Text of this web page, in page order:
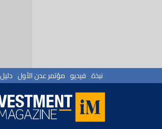
نبذة فيديو مؤتمر عدن الأول دليل